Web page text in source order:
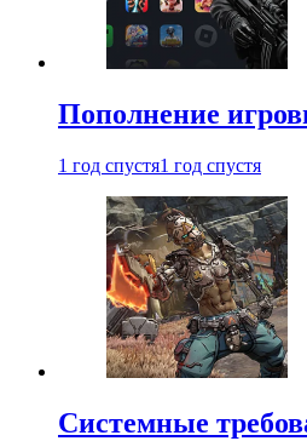
Пополнение
1 год спустя1 год спустя
Системные